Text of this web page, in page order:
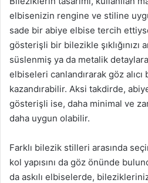
elbisenizin rengine ve stiline
sade bir abiye elbise tercih
gösterişli bir bilezikle şıklığınızı
süslenmiş ya da metalik
elbiseleri canlandırarak göz
kazandırabilir. Aksi takdirde,
gösterişli ise, daha minimal ve
daha uygun olabilir.
Farklı bilezik stilleri arasında
kol yapısını da göz önünde
da askılı elbiselerde,